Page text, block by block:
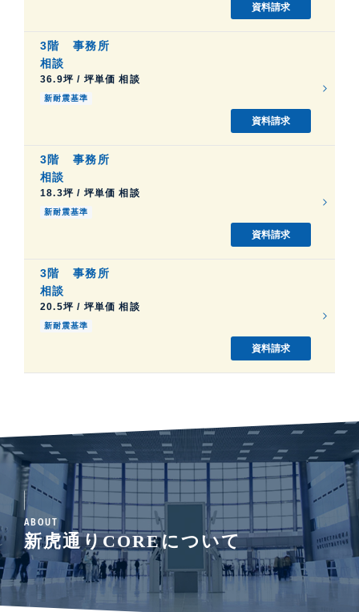
資料請求
3階 事務所
相談
36.9坪 / 坪単価 相談
新耐震基準
資料請求
3階 事務所
相談
18.3坪 / 坪単価 相談
新耐震基準
資料請求
3階 事務所
相談
20.5坪 / 坪単価 相談
新耐震基準
資料請求
ABOUT
新虎通りCOREについて